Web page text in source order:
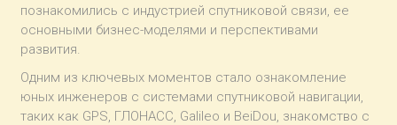
познакомились с индустрией спутниковой связи, ее
основными бизнес-моделями и перспективами
развития.
Одним из ключевых моментов стало ознакомление
юных инженеров с системами спутниковой навигации,
таких как GPS, ГЛОНАСС, Galileo и BeiDou, знакомство с